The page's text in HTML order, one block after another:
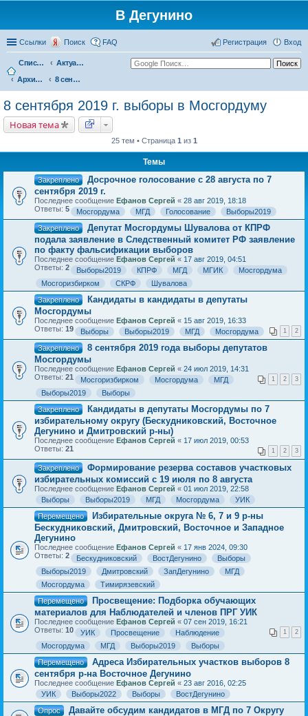
В Дегунино
Ссылки Поиск FAQ Вход
Регистрация
Список форумов
Актуальные вопросы
Архив событий
8 сентября 2019 г. выборы в Мосгордуму
8 сентября 2019 г. выборы в Мосгордуму
Новая тема
25 тем • Страница 1 из 1
Темы
Закреплено
Досрочное голосование с 28 августа по 7
сентября 2019 г.
Последнее сообщение Ефанов Сергей « 28 авг 2019, 18:18
Ответы: 5 Мосгордума МГД Голосование
Выборы2019
Закреплено
Депутат Мосгордумы Шувалова от КПРФ
подала заявление в Следственный комитет РФ заявление
по факту фальсификации выборов
Последнее сообщение Ефанов Сергей « 17 авг 2019, 04:51
Ответы: 2 Выборы2019 КПРФ МГД МГИК
Мосгордума
Мосгоризбирком
СКРФ
Шувалова
Закреплено
Кандидаты в кандидаты в депутаты
Мосгордумы
Последнее сообщение Ефанов Сергей « 15 авг 2019, 16:33
Ответы: 19 1 2
Выборы Выборы2019 МГД
Мосгордума
Закреплено
8 сентября 2019 года выборы депутатов
Мосгордумы
Последнее сообщение Ефанов Сергей « 24 июл 2019, 14:31
Ответы: 21 1 2 3
Мосгоризбирком Мосгордума
МГД
Выборы2019
Выборы
Закреплено
Кандидаты в депутаты Мосгордумы по 7
избирательному округу (Бескудниковский, Восточное
Дегунино и Дмитровский р-ны)
Последнее сообщение Ефанов Сергей « 17 июл 2019, 00:53
Ответы: 21 1 2 3
Закреплено
Формирование резерва составов участковых
избирательных комиссий с 19 июля по 8 августа
Последнее сообщение Ефанов Сергей « 01 июл 2019, 22:58
Выборы
Выборы2019 МГД Мосгордума
УИК
Перемещено
Избирательные округа № 6, 7 и 9 р-ны
Бескудниковский, Дмитровский, Восточное и Западное
Дегунино
Последнее сообщение Ефанов Сергей « 17 янв 2024, 09:30
Ответы: 2 Бескудниковский ВостДегунино
Выборы
Выборы2019
Дмитровский ЗапДегунино
МГД
Мосгордума
Тимирязевский
Перемещено
Просвещение: Подборка обучающих
материалов для Наблюдателей и членов ПРГ УИК
Последнее сообщение Ефанов Сергей « 07 сен 2019, 16:21
Ответы: 10 1 2
УИК Просвещение
Наблюдение
Мосгордума
МГД Выборы2019
Выборы
Перемещено
Адреса Избирательных участков выборов 8
сентября р-на Восточное Дегунино
Последнее сообщение Ефанов Сергей « 23 авг 2016, 02:25
УИК
Выборы2022 Выборы
ВостДегунино
Опрос
Давайте обсудим кандидатов в МГД по 7 Округу